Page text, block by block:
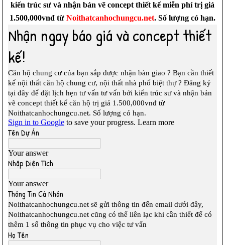
kiến trúc sư và nhận bản vẽ concept thiết kế miễn phí trị giá
1.500,000vnđ từ Noithatcanhochungcu.net. Số lượng có hạn.